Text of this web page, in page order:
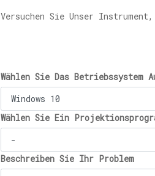
Versuchen Sie Unser
Wählen Sie Das Betriebssystem
Wählen Sie Ein
Beschreiben Sie Ihr Problem